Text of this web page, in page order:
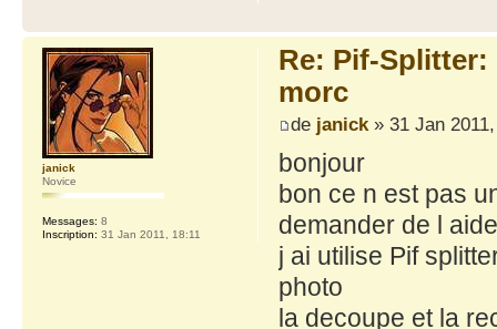
Re: Pif-
morc
de janick» 31 Jan
bonjour
bon ce n est pas
demander de l aide
j ai utilise Pif
photo
la decoupe et la
janick
Novice
Messages: 8
Inscription: 31 Jan 2011, 18:11